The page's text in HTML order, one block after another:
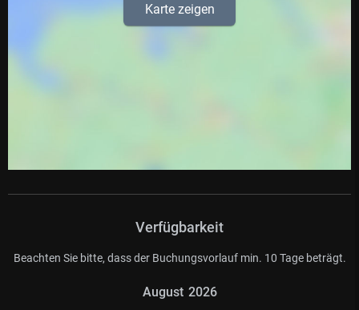
Karte zeigen
Verfügbarkeit
Beachten Sie bitte, dass der Buchungsvorlauf min. 10 Tage beträgt.
August 2026